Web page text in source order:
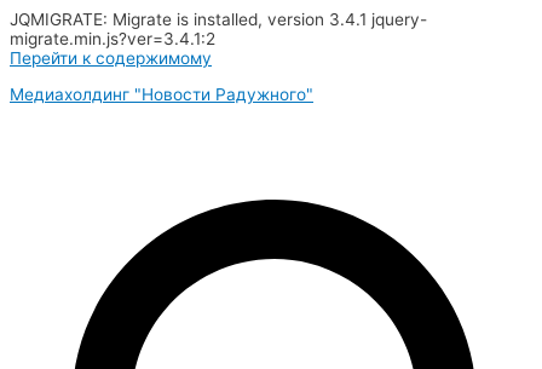
JQMIGRATE: Migrate is installed, version 3.4.1 jquery-
migrate.min.js?ver=3.4.1:2
Перейти к содержимому
Медиахолдинг "Новости Радужного"